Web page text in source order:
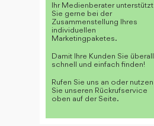
Ihr Medienberater unterstützt
Sie gerne bei der
Zusammenstellung Ihres
individuellen
Marketingpaketes.
Damit Ihre Kunden Sie überall
schnell und einfach finden!
Rufen Sie uns an oder nutzen
Sie unseren Rückrufservice
oben auf der Seite.